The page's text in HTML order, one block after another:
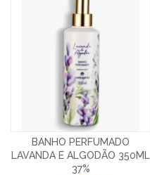
BANHO PERFUMADO
LAVANDA E ALGODÃO 350ML
37%